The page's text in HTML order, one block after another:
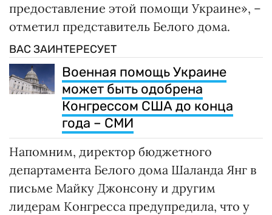
предоставление этой помощи Украине», –
отметил представитель Белого дома.
ВАС ЗАИНТЕРЕСУЕТ
Военная помощь Украине
может быть одобрена
Конгрессом США до конца
года – СМИ
Напомним, директор бюджетного
департамента Белого дома Шаланда Янг в
письме Майку Джонсону и другим
лидерам Конгресса предупредила, что у